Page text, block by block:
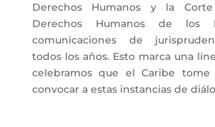
Derechos Humanos y la
Derechos Humanos de los
comunicaciones de
todos los años. Esto marca una
celebramos que el Caribe tome
convocar a estas instancias de